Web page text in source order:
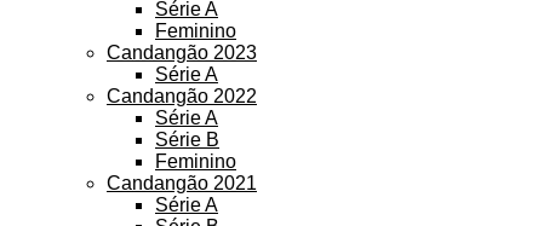
Série A
Feminino
Candangão 2023
Série A
Candangão 2022
Série A
Série B
Feminino
Candangão 2021
Série A